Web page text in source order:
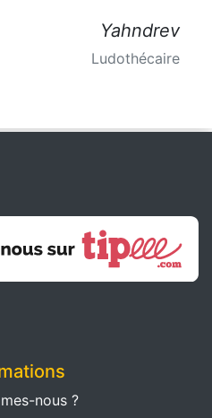
Yahndrev
Ludothécaire
nous ?